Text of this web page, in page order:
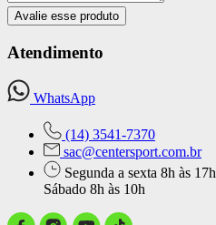
Avalie esse produto
Atendimento
WhatsApp
(14) 3541-7370
sac@centersport.com.br
Segunda a sexta 8h às 17h
Sábado 8h às 10h